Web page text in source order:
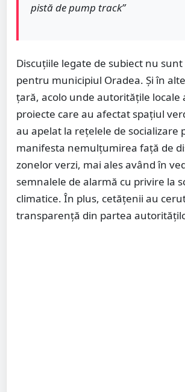
pistă de pump track”
Discuțiile legate de subiect nu
pentru municipiul Oradea. Și în
țară, acolo unde autoritățile locale
proiecte care au afectat spațiul
au apelat la rețelele de socializare
manifesta nemulțumirea față de
zonelor verzi, mai ales având în
semnalele de alarmă cu privire la
climatice. În plus, cetățenii au
transparență din partea